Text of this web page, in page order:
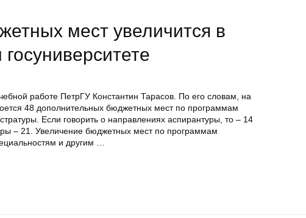
мест увеличится в
работе ПетрГУ Константин Тарасов. По его словам, на
48 дополнительных бюджетных мест по программам
Если говорить о направлениях аспирантуры, то – 14
– 21. Увеличение бюджетных мест по программам
и другим …